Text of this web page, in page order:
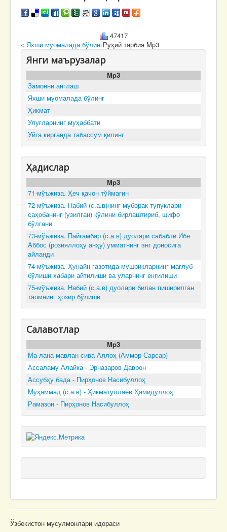
47417
« Яхши муомалада бўлингРуҳий тарбия Mp3
Янги маърузалар
Mp3
Замонни англаш
Яхши муомалада бўлинг
Ҳикмат
Улуғларнинг муҳаббати
Уйга кирганда табассум қилинг
Ҳадислар
Mp3
71-мўъжиза. Ҳеч қачон тўймагин
72-мўъжиза. Набий (с.а.в)нинг муборак тупуклари
саҳобанинг (узилган) қўлини бирлаштириб, шифо
бўлгани
73-мўъжиза. Пайғамбар (с.а.в) дуолари сабабли Ибн
Аббос (розияллоҳу анҳу) умматнинг энг доносига
айланди
74-мўъжиза. Ҳунайн ғазотида мушрикларнинг мағлуб
бўлиши хабари айтилиши ва уларнинг енгилиши
75-мўъжиза. Набий (с.а.в) дуолари билан пиширилган
таомнинг ҳозир бўлиши
Салавотлар
Mp3
Ма лана мавлан сива Аллоҳ (Аммор Сарсар)
Ассаламу Алайка - Эрназаров Даврон
Ассубҳу бада - Пирҳонов Насибуллоҳ
Муҳаммад (с.а.в) - Ҳикматуллаев Ҳамидуллоҳ
Рамазон - Пирҳонов Насибуллоҳ
Ўзбекистон мусулмонлари идораси